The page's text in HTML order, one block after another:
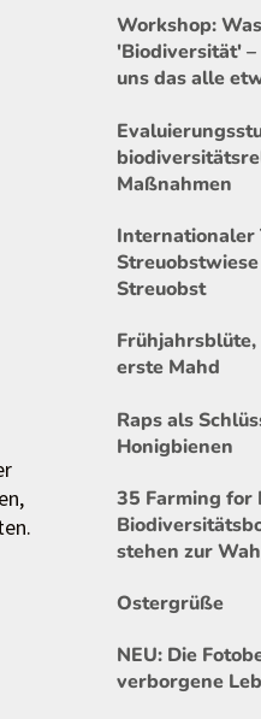
Workshop:
'Biodiversität'
uns das alle
Maßnahmen
Internationaler
Streuobstwiese
Streuobst
erste Mahd
Raps als
Honigbienen
35 Farming for
stehen zur
Ostergrüße
NEU: Die
verborgene